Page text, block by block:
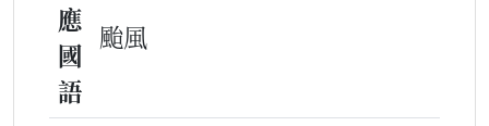
應
國
語
颱風